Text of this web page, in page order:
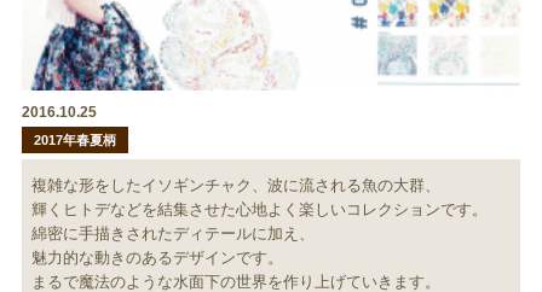
2016.10.25
2017年春夏柄
複雑な形をしたイソギンチャク、波に流される魚の大群、
輝くヒトデなどを結集させた心地よく楽しいコレクションです。
綿密に手描きされたディテールに加え、
魅力的な動きのあるデザインです。
まるで魔法のような水面下の世界を作り上げていきます。